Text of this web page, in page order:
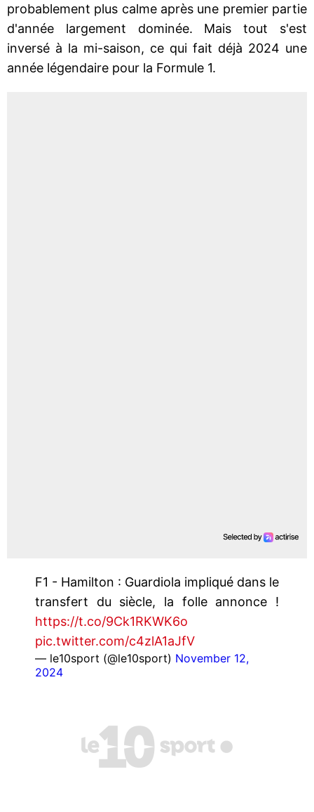
probablement plus calme après une premier partie
d'année largement dominée. Mais tout s'est
inversé à la mi-saison, ce qui fait déjà 2024 une
année légendaire pour la Formule 1.
F1 - Hamilton : Guardiola impliqué dans le
transfert du siècle, la folle annonce !
https://t.co/9Ck1RKWK6o
pic.twitter.com/c4zlA1aJfV
— le10sport (@le10sport) November 12,
2024